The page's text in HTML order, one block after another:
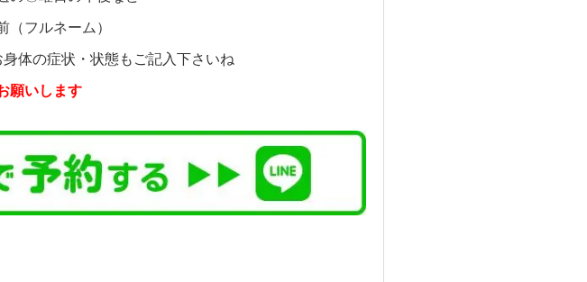
（フルネーム）
体の症状・状態もご記入下さいね
願いします